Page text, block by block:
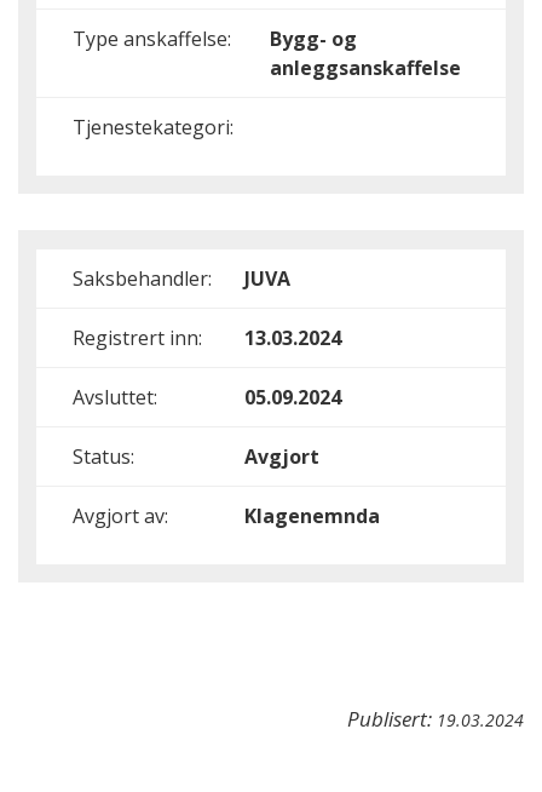
Type anskaffelse:
Bygg- og
anleggsanskaffelse
Tjenestekategori:
Saksbehandler: JUVA
Registrert inn: 13.03.2024
Avsluttet: 05.09.2024
Status: Avgjort
Avgjort av: Klagenemnda
Publisert: 19.03.2024